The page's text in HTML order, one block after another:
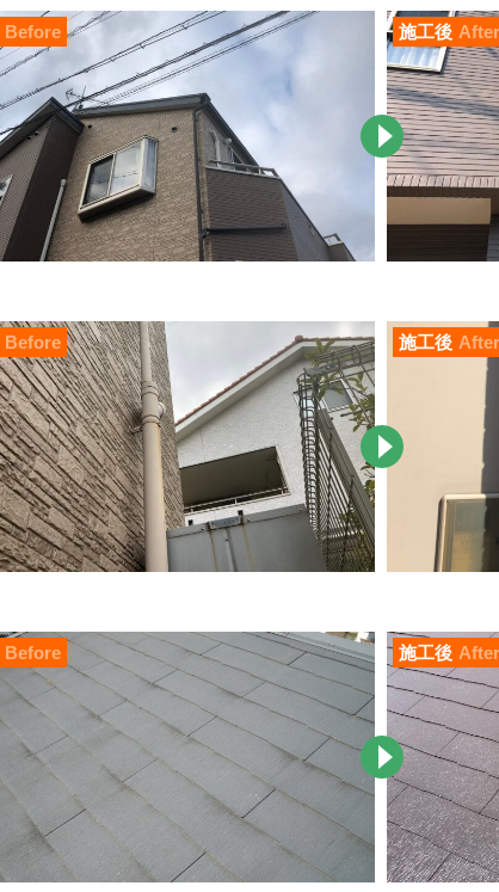
Before 施工後 After
Before 施工後 After
Before 施工後 After